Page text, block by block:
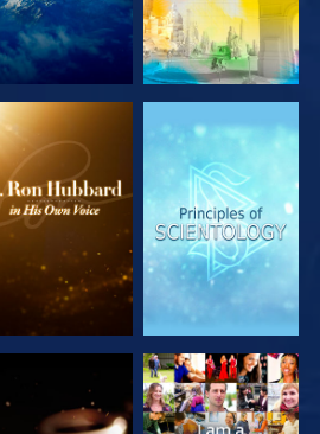
SERIE
ENTDECKEN
SERIE
ENTDECKEN
SERIE
ANSEHEN